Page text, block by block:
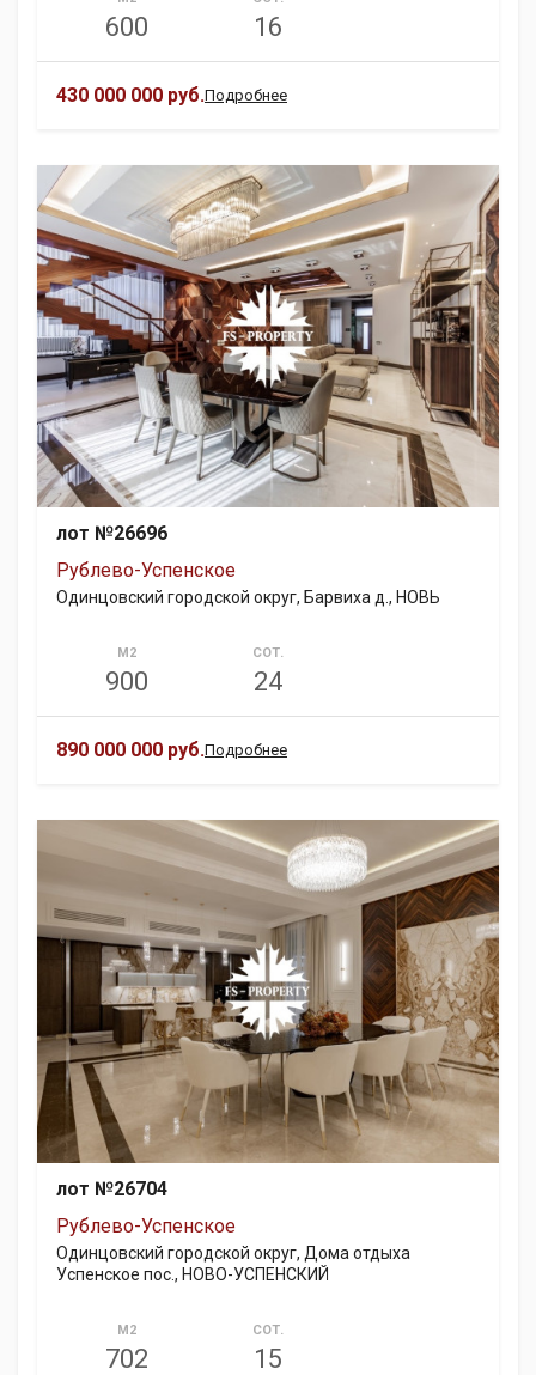
600 16
430 000 000 руб.Подробнее
лот №26696
Рублево-Успенское
Одинцовский городской округ, Барвиха д., НОВЬ
М2
900
СОТ.
24
890 000 000 руб.Подробнее
лот №26704
Рублево-Успенское
Одинцовский городской округ, Дома отдыха
Успенское пос., НОВО-УСПЕНСКИЙ
М2
702
СОТ.
15